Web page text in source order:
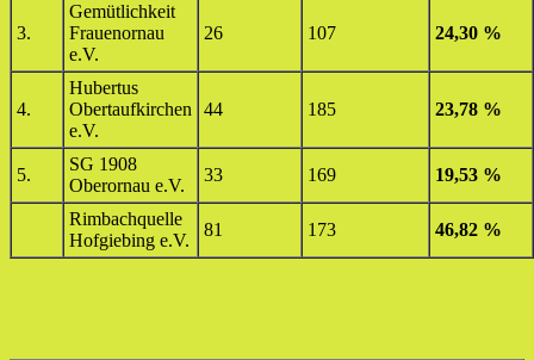
3.
Gemütlichkeit
Frauenornau
e.V.
26 107 24,30 %
4.
Hubertus
Obertaufkirchen
e.V.
44 185 23,78 %
5.
SG 1908
Oberornau e.V.
33 169 19,53 %
Rimbachquelle
Hofgiebing e.V.
81 173 46,82 %